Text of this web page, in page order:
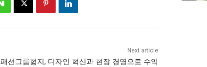
Next article
패션그룹형지, 디자인 혁신과 현장 경영으로 수익